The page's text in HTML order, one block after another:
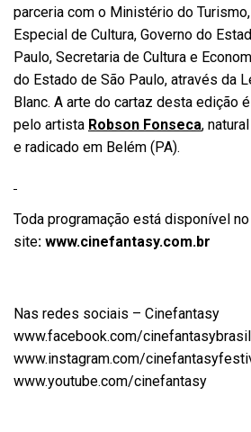
parceria com o Ministério do
Especial de Cultura, Governo do
Paulo, Secretaria de Cultura e
do Estado de São Paulo, através da
Blanc. A arte do cartaz desta edição
pelo artista Robson Fonseca,
e radicado em Belém (PA).
Toda programação está disponível no
site: www.cinefantasy.com.br
Nas redes sociais – Cinefantasy
www.facebook.com/cinefantasybrasil
www.instagram.com/
www.youtube.com/cinefantasy